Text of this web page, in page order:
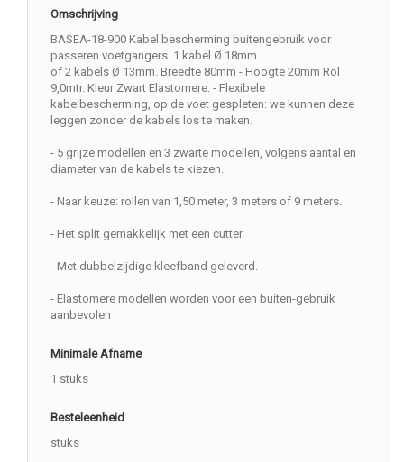
Omschrijving
BASEA-18-900 Kabel bescherming buitengebruik voor
passeren voetgangers. 1 kabel Ø 18mm
of 2 kabels Ø 13mm. Breedte 80mm - Hoogte 20mm Rol
9,0mtr. Kleur Zwart Elastomere. - Flexibele
kabelbescherming, op de voet gespleten: we kunnen deze
leggen zonder de kabels los te maken.
- 5 grijze modellen en 3 zwarte modellen, volgens aantal en
diameter van de kabels te kiezen.
- Naar keuze: rollen van 1,50 meter, 3 meters of 9 meters.
- Het split gemakkelijk met een cutter.
- Met dubbelzijdige kleefband geleverd.
- Elastomere modellen worden voor een buiten-gebruik
aanbevolen
Minimale Afname
1 stuks
Besteleenheid
stuks